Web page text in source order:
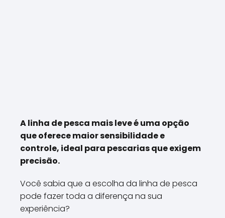
A linha de pesca mais leve é uma opção
que oferece maior sensibilidade e
controle, ideal para pescarias que exigem
precisão.
Você sabia que a escolha da linha de pesca
pode fazer toda a diferença na sua
experiência?